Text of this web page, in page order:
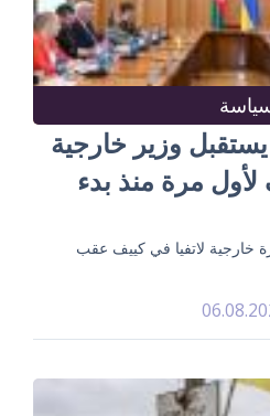
وزير خارجية
مرة منذ بدء
خارجية لاتفيا في كييف عقب